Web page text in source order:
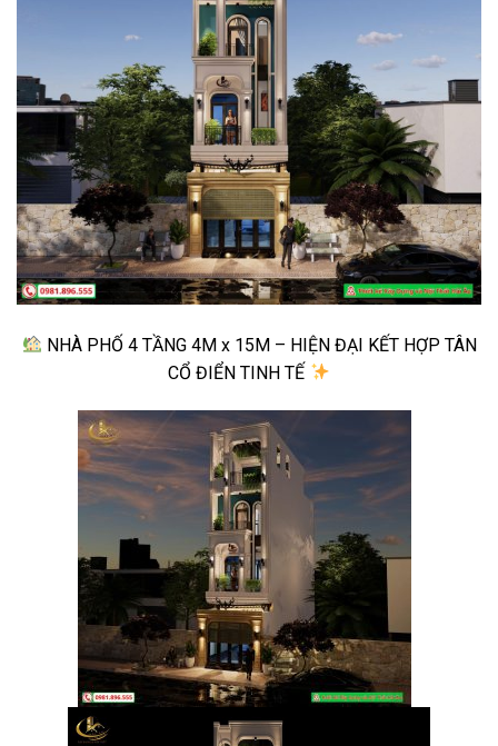
NHÀ PHỐ 4 TẦNG 4M x 15M – HIỆN ĐẠI KẾT HỢP TÂN
CỔ ĐIỂN TINH TẾ